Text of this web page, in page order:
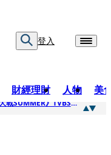
登入
財經理財 人物 美
邊看偶像邊拚韓國行 《2026 SBS歌謠大戰SUMMER》TVBS直播祭追星福利